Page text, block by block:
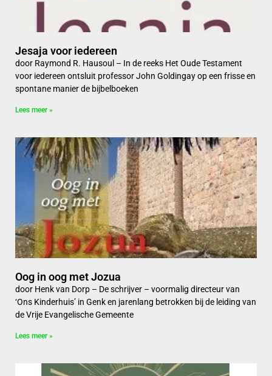
Jesaja voor iedereen
door Raymond R. Hausoul – In de reeks Het Oude Testament
voor iedereen ontsluit professor John Goldingay op een frisse en
spontane manier de bijbelboeken
Lees meer »
Oog in oog met Jozua
door Henk van Dorp – De schrijver – voormalig directeur van
‘Ons Kinderhuis’ in Genk en jarenlang betrokken bij de leiding van
de Vrije Evangelische Gemeente
Lees meer »